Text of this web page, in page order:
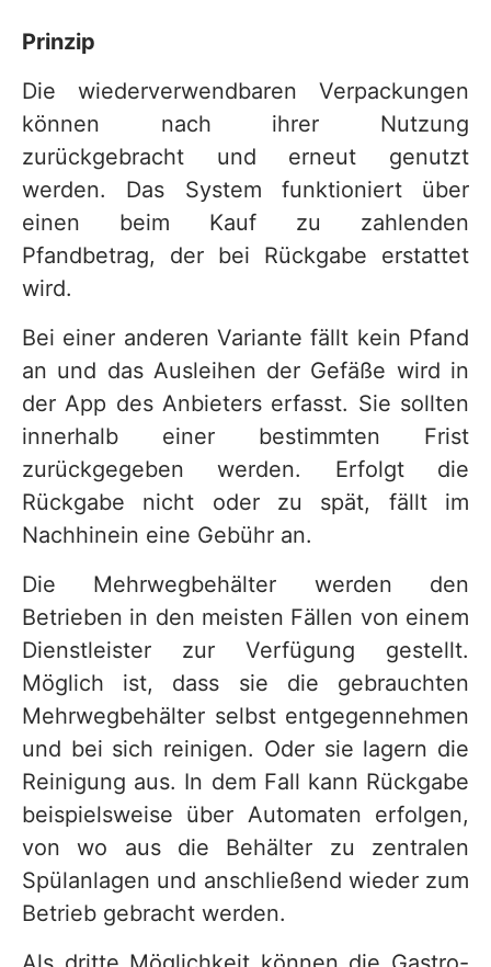
Prinzip
Die wiederverwendbaren Verpackungen
können nach ihrer Nutzung
zurückgebracht und erneut genutzt
werden. Das System funktioniert über
einen beim Kauf zu zahlenden
Pfandbetrag, der bei Rückgabe erstattet
wird.
Bei einer anderen Variante fällt kein Pfand
an und das Ausleihen der Gefäße wird in
der App des Anbieters erfasst. Sie sollten
innerhalb einer bestimmten Frist
zurückgegeben werden. Erfolgt die
Rückgabe nicht oder zu spät, fällt im
Nachhinein eine Gebühr an.
Die Mehrwegbehälter werden den
Betrieben in den meisten Fällen von einem
Dienstleister zur Verfügung gestellt.
Möglich ist, dass sie die gebrauchten
Mehrwegbehälter selbst entgegennehmen
und bei sich reinigen. Oder sie lagern die
Reinigung aus. In dem Fall kann Rückgabe
beispielsweise über Automaten erfolgen,
von wo aus die Behälter zu zentralen
Spülanlagen und anschließend wieder zum
Betrieb gebracht werden.